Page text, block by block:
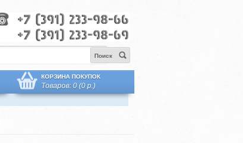
Поиск
КОРЗИНА ПОКУПОК
Товаров: 0 (0 р.)